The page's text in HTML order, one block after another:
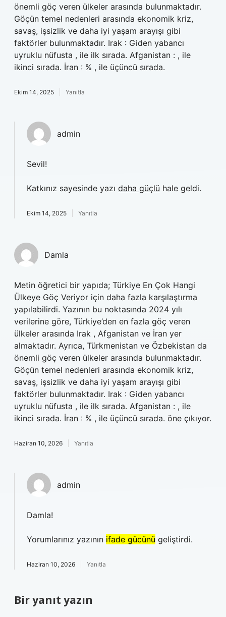
önemli göç veren ülkeler arasında bulunmaktadır.
Göçün temel nedenleri arasında ekonomik kriz,
savaş, işsizlik ve daha iyi yaşam arayışı gibi
faktörler bulunmaktadır. Irak : Giden yabancı
uyruklu nüfusta , ile ilk sırada. Afganistan : , ile
ikinci sırada. İran : % , ile üçüncü sırada.
Ekim 14, 2025 Yanıtla
admin
Sevil!
Katkınız sayesinde yazı daha güçlü hale geldi.
Ekim 14, 2025 Yanıtla
Damla
Metin öğretici bir yapıda; Türkiye En Çok Hangi
Ülkeye Göç Veriyor için daha fazla karşılaştırma
yapılabilirdi. Yazının bu noktasında 2024 yılı
verilerine göre, Türkiye’den en fazla göç veren
ülkeler arasında Irak , Afganistan ve İran yer
almaktadır. Ayrıca, Türkmenistan ve Özbekistan da
önemli göç veren ülkeler arasında bulunmaktadır.
Göçün temel nedenleri arasında ekonomik kriz,
savaş, işsizlik ve daha iyi yaşam arayışı gibi
faktörler bulunmaktadır. Irak : Giden yabancı
uyruklu nüfusta , ile ilk sırada. Afganistan : , ile
ikinci sırada. İran : % , ile üçüncü sırada. öne çıkıyor.
Haziran 10, 2026 Yanıtla
admin
Damla!
Yorumlarınız yazının ifade gücünü geliştirdi.
Haziran 10, 2026 Yanıtla
Bir yanıt yazın